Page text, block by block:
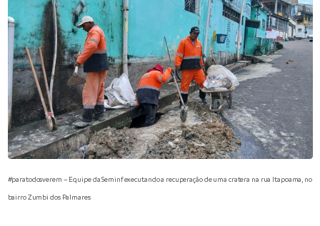
#paratodosverem – Equipe da Seminf executando a recuperação de uma cratera na rua Itapoama, no
bairro Zumbi dos Palmares